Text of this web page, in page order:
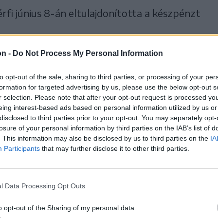
- Do Not Process My Personal Information
opt-out of the sale, sharing to third parties, or processing of your
for targeted advertising by us, please use the below opt-out
selection. Please note that after your opt-out request is processed
interest-based ads based on personal information utilized by us
to third parties prior to your opt-out. You may separately
of your personal information by third parties on the IAB’s list of
This information may also be disclosed by us to third parties on the
Participants that may further disclose it to other third parties.
Data Processing Opt Outs
opt-out of the Sharing of my personal data.
június 8-án eltulajdonította a készpénzt
elvitte a sértett
személygépkocsit.
a járműben maradt.
közlekedett, noha a rendőrségi
vezetői engedéllyel.